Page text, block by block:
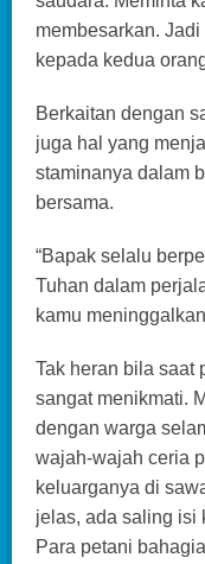
membesarkan.
kepada kedua
Berkaitan dengan
juga hal yang
staminanya dalam
bersama.
“Bapak selalu
Tuhan dalam
kamu
Tak heran bila saat
sangat menikmati.
dengan warga
wajah-wajah ceria
keluarganya di
jelas, ada saling isi
Para petani